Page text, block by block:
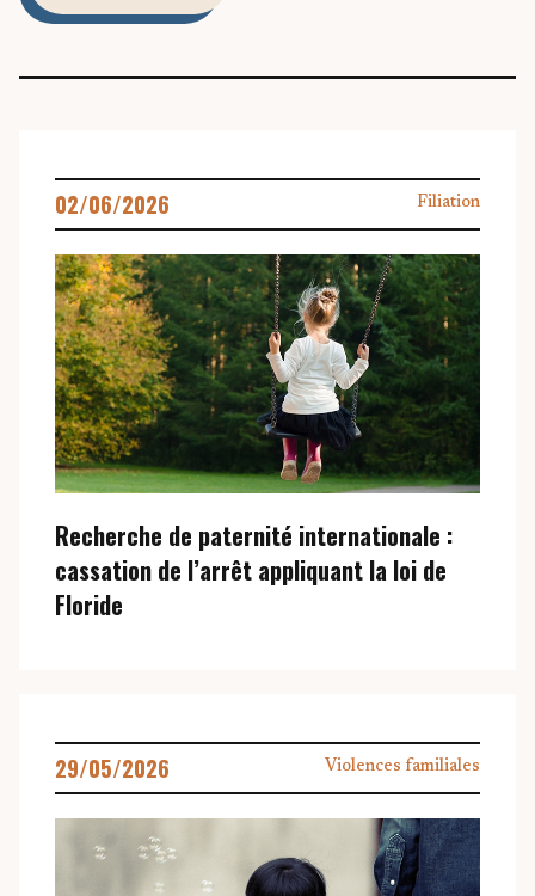
COMPÉTENCES
Droit de la famille et du patrimoine
Propriété intellectuelle
Recherche de paternité internationale :
cassation de l’arrêt appliquant la loi de
Floride
02/06/2026 Filiation
29/05/2026 Violences familiales